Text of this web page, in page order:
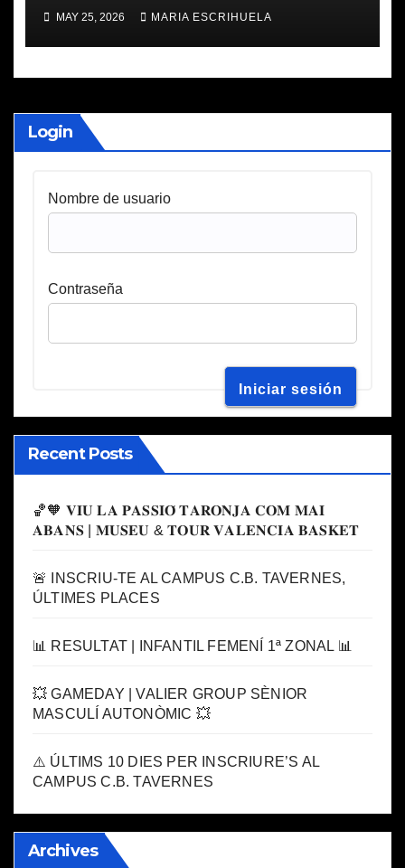
MAY 25, 2026 MARIA ESCRIHUELA
Login
Nombre de usuario
Contraseña
Recent Posts
🏀🧡 𝐕𝐈𝐔 𝐋𝐀 𝐏𝐀𝐒𝐒𝐈𝐎́ 𝐓𝐀𝐑𝐎𝐍𝐉𝐀 𝐂𝐎𝐌 𝐌𝐀𝐈
𝐀𝐁𝐀𝐍𝐒 | 𝐌𝐔𝐒𝐄𝐔 & 𝐓𝐎𝐔𝐑 𝐕𝐀𝐋𝐄𝐍𝐂𝐈𝐀 𝐁𝐀𝐒𝐊𝐄𝐓
🚨 INSCRIU-TE AL CAMPUS C.B. TAVERNES,
ÚLTIMES PLACES
📊 RESULTAT | INFANTIL FEMENÍ 1ª ZONAL 📊
💥 GAMEDAY | VALIER GROUP SÈNIOR
MASCULÍ AUTONÒMIC 💥
⚠️ ÚLTIMS 10 DIES PER INSCRIURE’S AL
CAMPUS C.B. TAVERNES
Archives